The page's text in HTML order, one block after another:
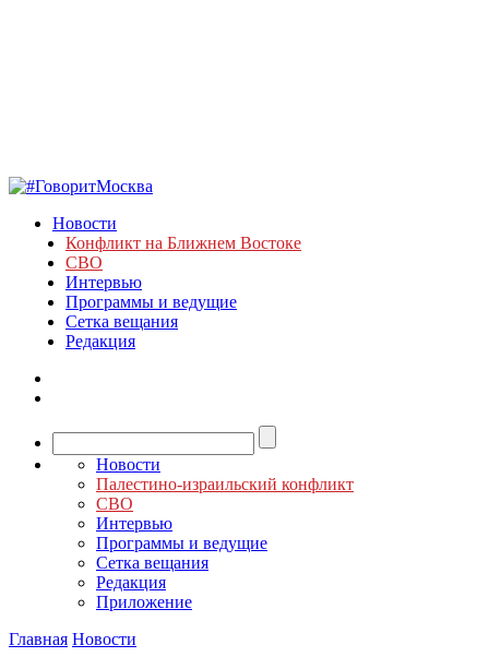
Новости
Конфликт на Ближнем Востоке
СВО
Интервью
Программы и ведущие
Сетка вещания
Редакция
Новости
Палестино-израильский конфликт
СВО
Интервью
Программы и ведущие
Сетка вещания
Редакция
Приложение
Главная Новости